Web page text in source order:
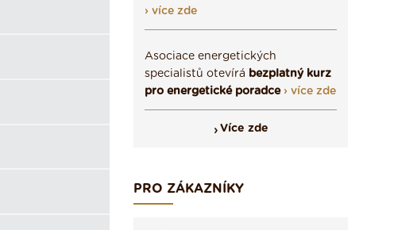
› více zde
Asociace energetických
specialistů otevírá bezplatný kurz
pro energetické poradce › více zde
Více zde
PRO ZÁKAZNÍKY